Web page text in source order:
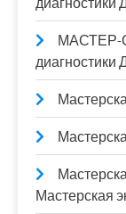
МАСТЕР-
диагностики
Мастерская